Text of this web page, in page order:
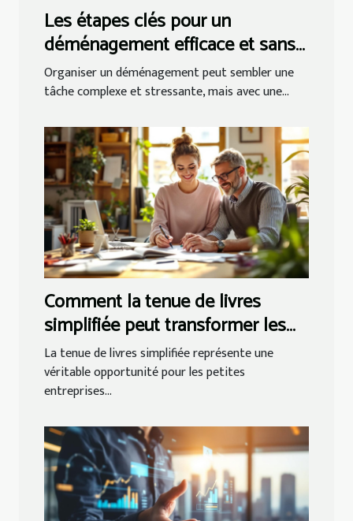
Les étapes clés pour un
déménagement efficace et sans
tracas
Organiser un déménagement peut sembler une
tâche complexe et stressante, mais avec une...
Comment la tenue de livres
simplifiée peut transformer les
petites entreprises ?
La tenue de livres simplifiée représente une
véritable opportunité pour les petites
entreprises...